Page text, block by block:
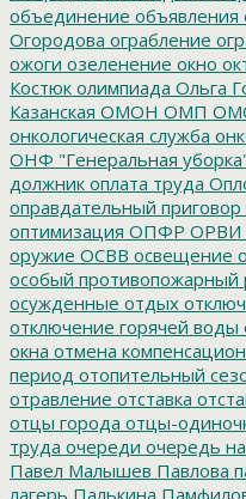
объединение объявления
Огородова ограбление
ожоги озеленение окно
Костюк олимпиада Ольга
Казанская ОМОН ОМП
онкологическая служба
ОНФ "Генеральная
должник оплата труда
оправдательный приговор
оптимизация ОПФР ОРВИ
оружие ОСВВ освещение
особый противопожарный
осужденные отдых
отключение горячей воды
окна отмена
период отопительный
отравление отставка
отцы города отцы-
труда очереди очередь
Павел Малышев Павлова
лагерь Палькина